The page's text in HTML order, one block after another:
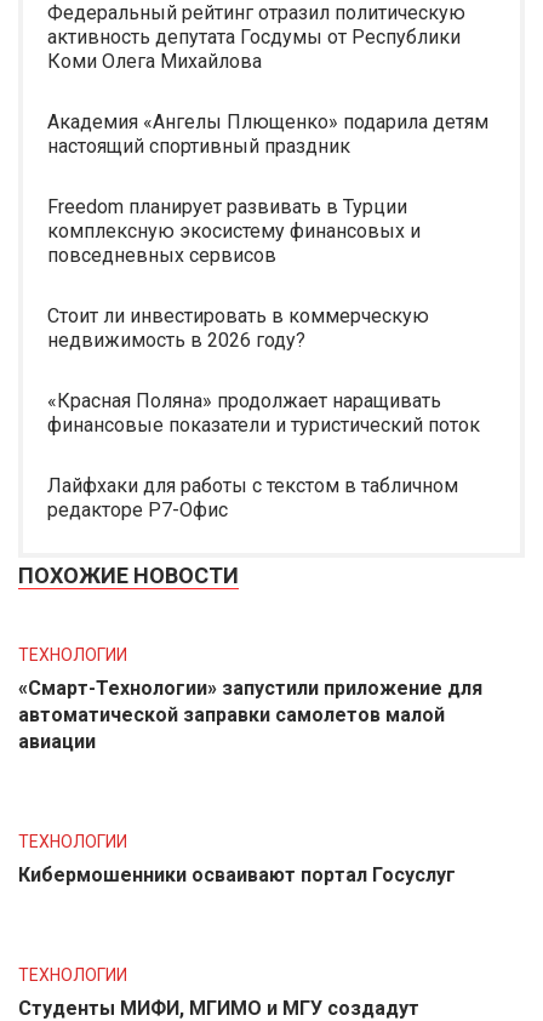
Федеральный рейтинг отразил политическую
активность депутата Госдумы от Республики
Коми Олега Михайлова
Академия «Ангелы Плющенко» подарила детям
настоящий спортивный праздник
Freedom планирует развивать в Турции
комплексную экосистему финансовых и
повседневных сервисов
Стоит ли инвестировать в коммерческую
недвижимость в 2026 году?
«Красная Поляна» продолжает наращивать
финансовые показатели и туристический поток
Лайфхаки для работы с текстом в табличном
редакторе Р7-Офис
ПОХОЖИЕ НОВОСТИ
ТЕХНОЛОГИИ
«Смарт-Технологии» запустили приложение для
автоматической заправки самолетов малой
авиации
ТЕХНОЛОГИИ
Кибермошенники осваивают портал Госуслуг
ТЕХНОЛОГИИ
Студенты МИФИ, МГИМО и МГУ создадут